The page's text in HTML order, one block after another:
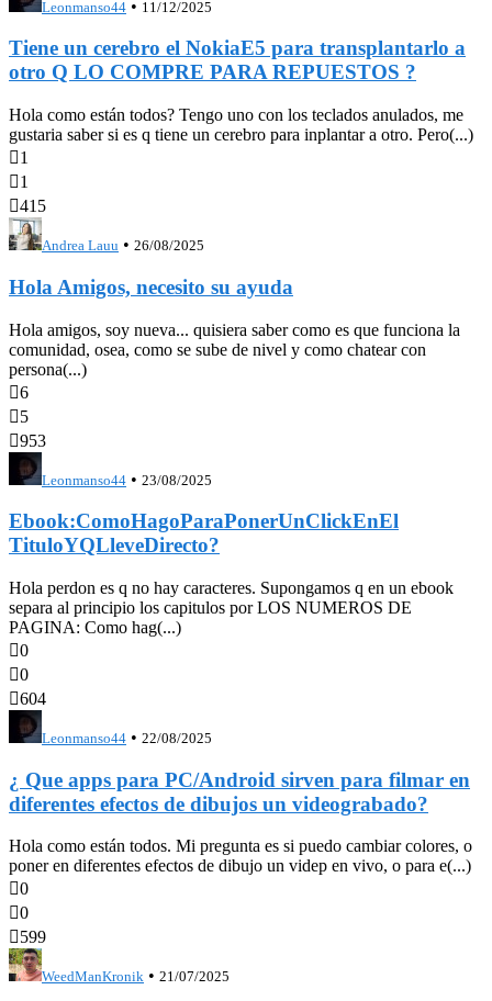
Leonmanso44 • 11/12/2025
Tiene un cerebro el NokiaE5 para transplantarlo a
otro Q LO COMPRE PARA REPUESTOS ?
Hola como están todos? Tengo uno con los teclados anulados, me
gustaria saber si es q tiene un cerebro para inplantar a otro. Pero(...)
1
1
415
Andrea Lauu • 26/08/2025
Hola Amigos, necesito su ayuda
Hola amigos, soy nueva... quisiera saber como es que funciona la
comunidad, osea, como se sube de nivel y como chatear con
persona(...)
6
5
953
Leonmanso44 • 23/08/2025
Ebook:ComoHagoParaPonerUnClickEnEl
TituloYQLleveDirecto?
Hola perdon es q no hay caracteres. Supongamos q en un ebook
separa al principio los capitulos por LOS NUMEROS DE
PAGINA: Como hag(...)
0
0
604
Leonmanso44 • 22/08/2025
¿ Que apps para PC/Android sirven para filmar en
diferentes efectos de dibujos un videograbado?
Hola como están todos. Mi pregunta es si puedo cambiar colores, o
poner en diferentes efectos de dibujo un videp en vivo, o para e(...)
0
0
599
WeedManKronik • 21/07/2025